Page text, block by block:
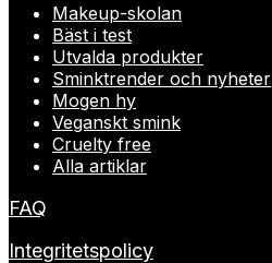
Makeup-skolan
Bäst i test
Utvalda produkter
Sminktrender och nyheter
Mogen hy
Veganskt smink
Cruelty free
Alla artiklar
FAQ
Integritetspolicy